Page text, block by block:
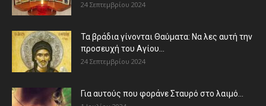
24 Σεπτεμβρίου 2024
Τα βράδια γίνονται Θαύματα: Να λες αυτή την
προσευχή του Αγίου...
24 Σεπτεμβρίου 2024
Για αυτούς που φοράνε Σταυρό στο λαιμό…